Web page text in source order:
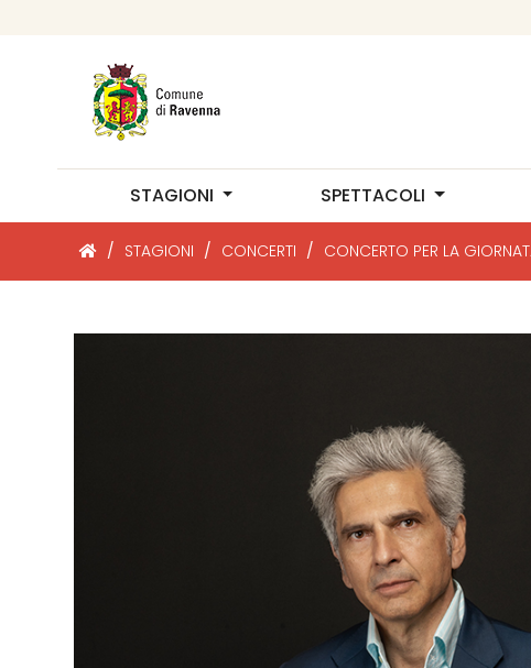
STAGIONI SPETTACOLI
/ STAGIONI / CONCERTI / CONCERTO PER LA